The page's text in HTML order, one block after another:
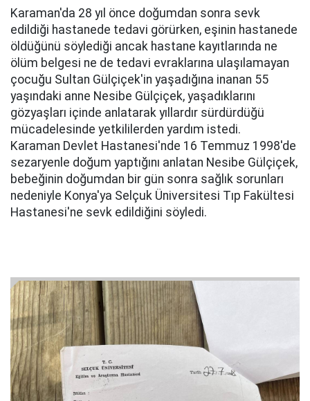
Karaman'da 28 yıl önce doğumdan sonra sevk
edildiği hastanede tedavi görürken, eşinin hastanede
öldüğünü söylediği ancak hastane kayıtlarında ne
ölüm belgesi ne de tedavi evraklarına ulaşılamayan
çocuğu Sultan Gülçiçek'in yaşadığına inanan 55
yaşındaki anne Nesibe Gülçiçek, yaşadıklarını
gözyaşları içinde anlatarak yıllardır sürdürdüğü
mücadelesinde yetkililerden yardım istedi.
Karaman Devlet Hastanesi'nde 16 Temmuz 1998'de
sezaryenle doğum yaptığını anlatan Nesibe Gülçiçek,
bebeğinin doğumdan bir gün sonra sağlık sorunları
nedeniyle Konya'ya Selçuk Üniversitesi Tıp Fakültesi
Hastanesi'ne sevk edildiğini söyledi.